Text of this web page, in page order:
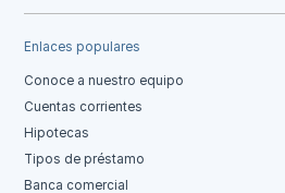
Enlaces populares
Conoce a nuestro equipo
Cuentas corrientes
Hipotecas
Tipos de préstamo
Banca comercial